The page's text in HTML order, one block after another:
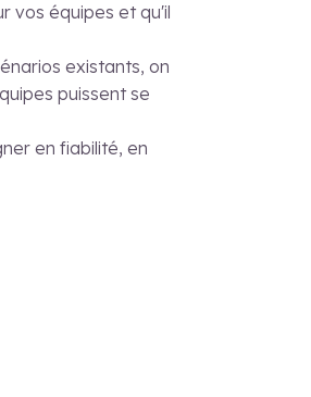
vos équipes et qu'il
existants, on
puissent se
en fiabilité, en